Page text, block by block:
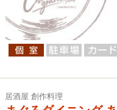
居酒屋 創作料理